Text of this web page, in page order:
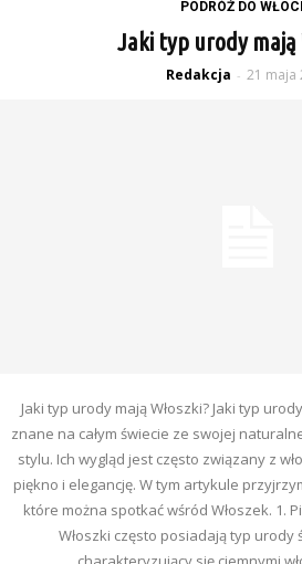
PODRÓŻ DO
Jaki typ urody mają
Redakcja - 21 maja
Jaki typ urody mają Włoszki? Jaki typ
znane na całym świecie ze swojej
stylu. Ich wygląd jest często związany z
piękno i elegancję. W tym artykule
które można spotkać wśród Włoszek. 1.
Włoszki często posiadają typ